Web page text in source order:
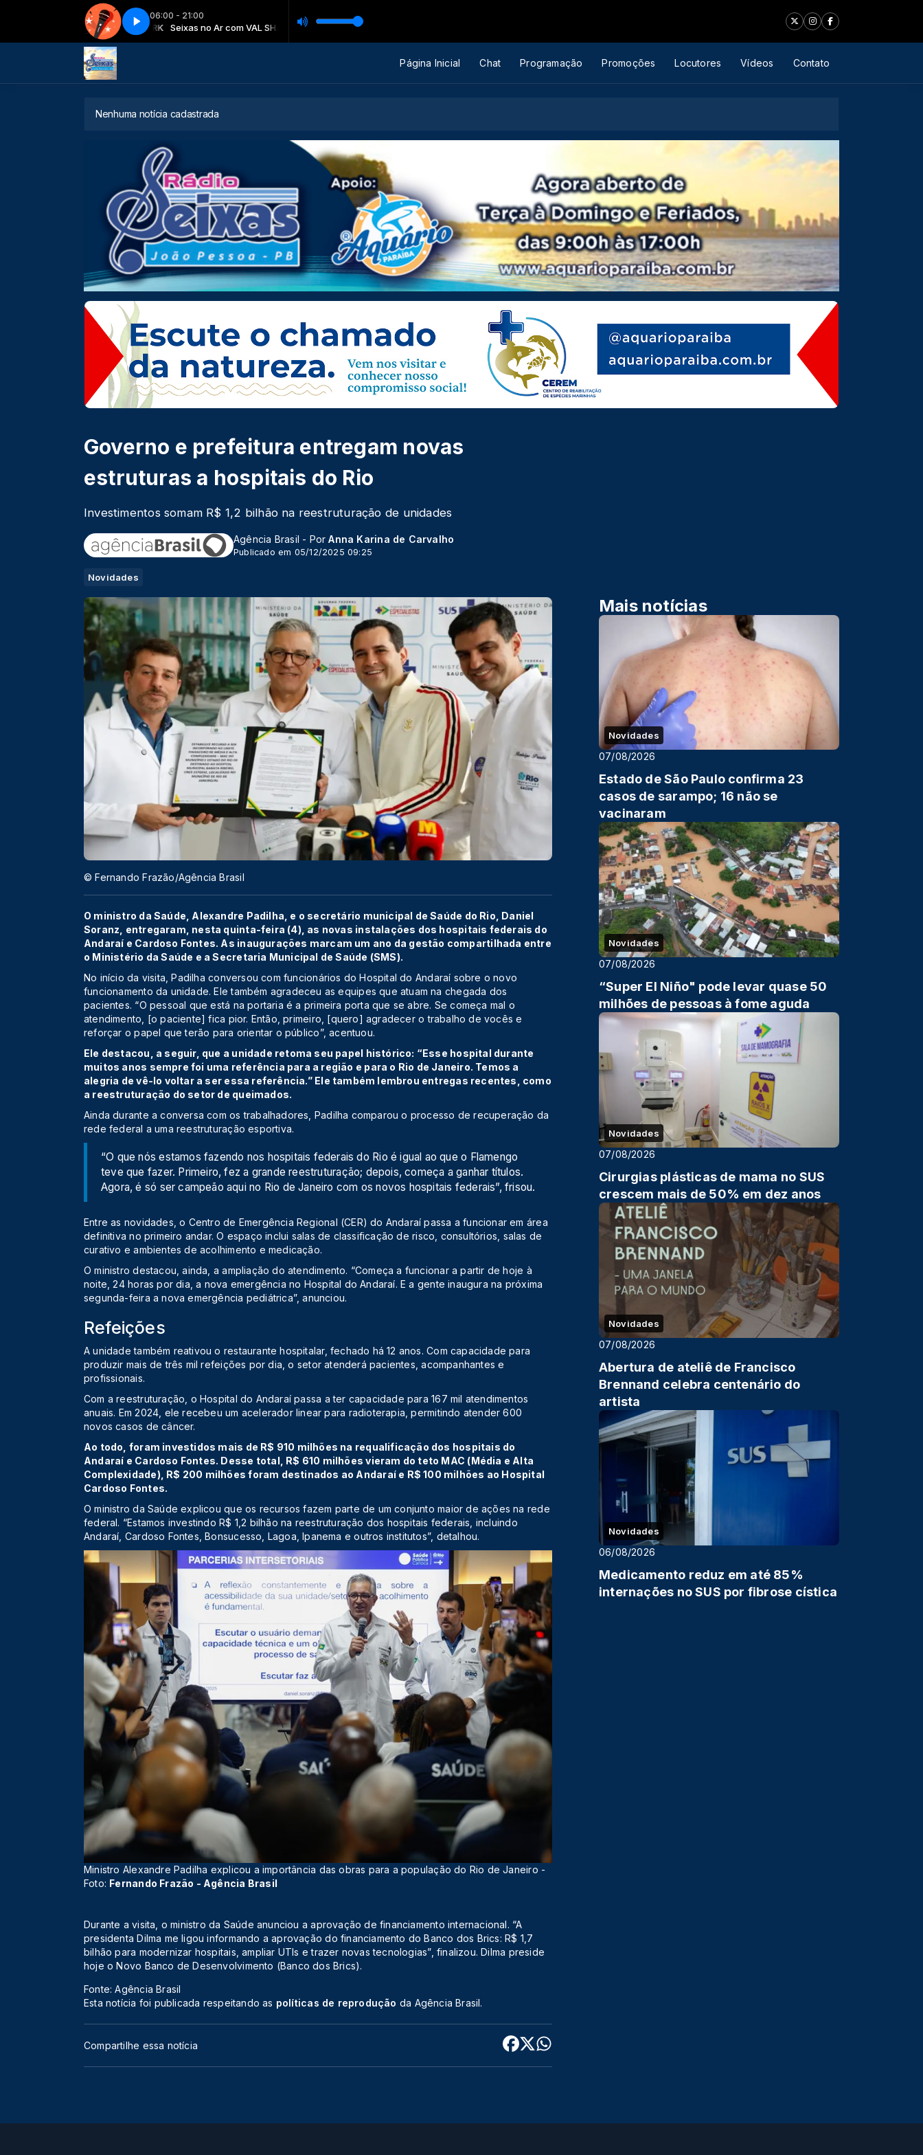
06:00 - 21:00
Seixas no Ar com VAL SHARK Seixas no Ar com VAL SHARK
Agito universitário - Parte 3 Agito universitário - Parte 3
Página Inicial Chat Programação Promoções Locutores Vídeos Contato
Nenhuma notícia cadastrada
Governo e prefeitura entregam novas
estruturas a hospitais do Rio
Investimentos somam R$ 1,2 bilhão na reestruturação de unidades
Agência Brasil - PorAnna Karina de Carvalho
Publicado em 05/12/2025 09:25
Novidades
© Fernando Frazão/Agência Brasil
O ministro da Saúde, Alexandre Padilha, e o secretário municipal de Saúde do Rio, Daniel
Soranz, entregaram, nesta quinta-feira (4), as novas instalações dos hospitais federais do
Andaraí e Cardoso Fontes. As inaugurações marcam um ano da gestão compartilhada entre
o Ministério da Saúde e a Secretaria Municipal de Saúde (SMS).
No início da visita, Padilha conversou com funcionários do Hospital do Andaraí sobre o novo
funcionamento da unidade. Ele também agradeceu as equipes que atuam na chegada dos
pacientes. “O pessoal que está na portaria é a primeira porta que se abre. Se começa mal o
atendimento, [o paciente] fica pior. Então, primeiro, [quero] agradecer o trabalho de vocês e
reforçar o papel que terão para orientar o público”, acentuou.
Ele destacou, a seguir, que a unidade retoma seu papel histórico: “Esse hospital durante
muitos anos sempre foi uma referência para a região e para o Rio de Janeiro. Temos a
alegria de vê-lo voltar a ser essa referência.” Ele também lembrou entregas recentes, como
a reestruturação do setor de queimados.
Ainda durante a conversa com os trabalhadores, Padilha comparou o processo de recuperação da
rede federal a uma reestruturação esportiva.
“O que nós estamos fazendo nos hospitais federais do Rio é igual ao que o Flamengo
teve que fazer. Primeiro, fez a grande reestruturação; depois, começa a ganhar títulos.
Agora, é só ser campeão aqui no Rio de Janeiro com os novos hospitais federais”, frisou.
Entre as novidades, o Centro de Emergência Regional (CER) do Andaraí passa a funcionar em área
definitiva no primeiro andar. O espaço inclui salas de classificação de risco, consultórios, salas de
curativo e ambientes de acolhimento e medicação.
O ministro destacou, ainda, a ampliação do atendimento. “Começa a funcionar a partir de hoje à
noite, 24 horas por dia, a nova emergência no Hospital do Andaraí. E a gente inaugura na próxima
segunda-feira a nova emergência pediátrica”, anunciou.
Refeições
A unidade também reativou o restaurante hospitalar, fechado há 12 anos. Com capacidade para
produzir mais de três mil refeições por dia, o setor atenderá pacientes, acompanhantes e
profissionais.
Com a reestruturação, o Hospital do Andaraí passa a ter capacidade para 167 mil atendimentos
anuais. Em 2024, ele recebeu um acelerador linear para radioterapia, permitindo atender 600
novos casos de câncer.
Ao todo, foram investidos mais de R$ 910 milhões na requalificação dos hospitais do
Andaraí e Cardoso Fontes. Desse total, R$ 610 milhões vieram do teto MAC (Média e Alta
Complexidade), R$ 200 milhões foram destinados ao Andaraí e R$ 100 milhões ao Hospital
Cardoso Fontes.
O ministro da Saúde explicou que os recursos fazem parte de um conjunto maior de ações na rede
federal. “Estamos investindo R$ 1,2 bilhão na reestruturação dos hospitais federais, incluindo
Andaraí, Cardoso Fontes, Bonsucesso, Lagoa, Ipanema e outros institutos”, detalhou.
Ministro Alexandre Padilha explicou a importância das obras para a população do Rio de Janeiro -
Foto: Fernando Frazão - Agência Brasil
Durante a visita, o ministro da Saúde anunciou a aprovação de financiamento internacional. “A
presidenta Dilma me ligou informando a aprovação do financiamento do Banco dos Brics: R$ 1,7
bilhão para modernizar hospitais, ampliar UTIs e trazer novas tecnologias”, finalizou. Dilma preside
hoje o Novo Banco de Desenvolvimento (Banco dos Brics).
Fonte: Agência Brasil
Esta notícia foi publicada respeitando as políticas de reprodução da Agência Brasil.
Compartilhe essa notícia
Mais notícias
Novidades
07/08/2026
Estado de São Paulo confirma 23
casos de sarampo; 16 não se
vacinaram
Novidades
07/08/2026
“Super El Niño" pode levar quase 50
milhões de pessoas à fome aguda
Novidades
07/08/2026
Cirurgias plásticas de mama no SUS
crescem mais de 50% em dez anos
Novidades
07/08/2026
Abertura de ateliê de Francisco
Brennand celebra centenário do
artista
Novidades
06/08/2026
Medicamento reduz em até 85%
internações no SUS por fibrose cística